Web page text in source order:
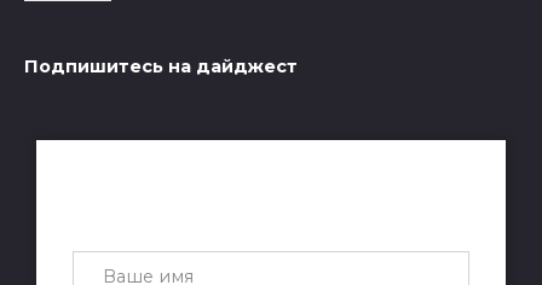
Подпишитесь на дайджест